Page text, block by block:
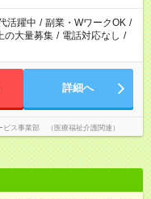
しい場合があります
活躍中 / 副業・WワークOK /
の大量募集 / 電話対応なし /
詳細へ
ス事業部 （医療福祉介護関連）